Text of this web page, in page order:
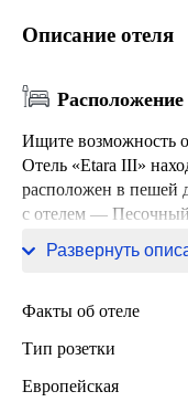
Описание отеля
Расположение
Ищите возможность
Отель «Etara III»
расположен в пешей
с отелем —
Бургасский мост.
Развернуть
Факты об отеле
Тип розетки
Европейская